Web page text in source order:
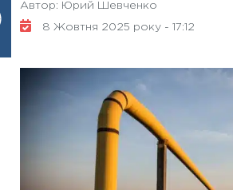
Автор: Юрий Шевченко
8 Жовтня 2025 року - 17:12